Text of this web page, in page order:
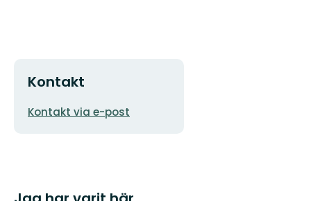
Kontakt
E-
Kontakt via e-post